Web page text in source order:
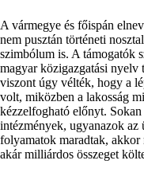
A vármegye és főispán
nem pusztán történeti
szimbólum is. A támogatók
magyar közigazgatási
viszont úgy vélték, hogy a
volt, miközben a lakosság
kézzelfogható előnyt.
intézmények, ugyanazok az
folyamatok maradtak,
akár milliárdos összeget